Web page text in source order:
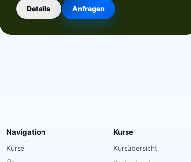
Details Anfragen
Navigation
Kurse
Kurse
Kursübersicht